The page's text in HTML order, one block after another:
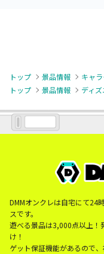
トップ 景品情報 キャ
トップ
景品情報 ディ
DMMオンクレは自宅にて24
スです。
遊べる景品は3,000点以上！
け！
ゲット保証機能があるので